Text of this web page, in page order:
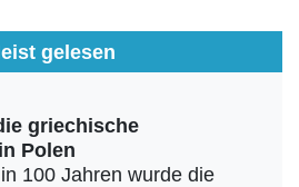
gelesen
griechische
Polen
100 Jahren wurde die